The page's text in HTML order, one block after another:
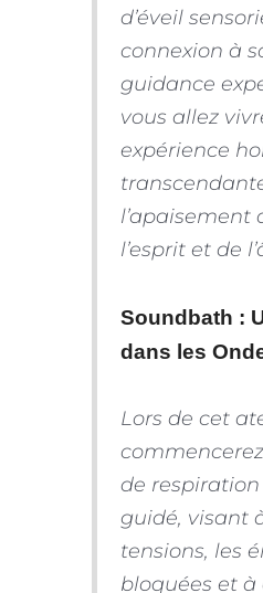
d’éveil
connexion à
guidance
vous allez
expérience
l’apaisement
l’esprit et de
Soundbath :
dans les
Lors de cet
de
guidé, visant
tensions, les
bloquées et à